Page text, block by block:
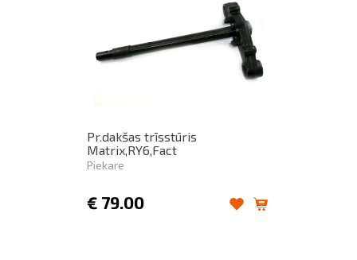
Pr.dakšas trīsstūris
Matrix,RY6,Fact
Piekare
€ 79.00